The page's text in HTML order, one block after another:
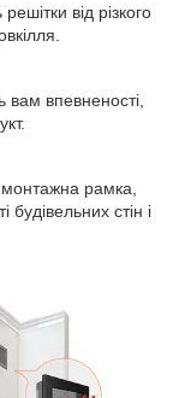
від різкого
вам впевненості,
рамка,
будівельних стін і